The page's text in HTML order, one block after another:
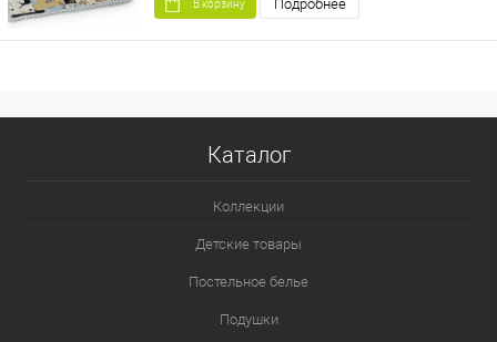
В корзину Подробнее
Каталог
Коллекции
Детские товары
Постельное белье
Подушки